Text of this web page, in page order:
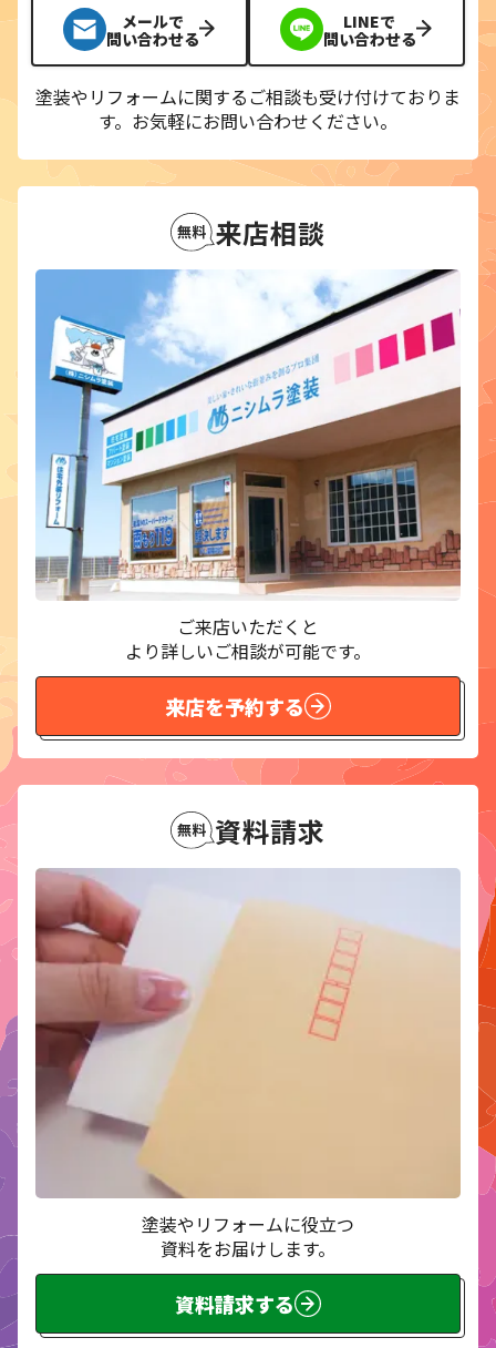
メールで
問い合わせる
LINEで
問い合わせる
塗装やリフォームに関するご相談も受け付けておりま
す。 お気軽にお問い合わせください。
来店相談
ご来店いただくと
より詳しいご相談が可能です。
来店を予約する
資料請求
塗装やリフォームに役立つ
資料をお届けします。
資料請求する